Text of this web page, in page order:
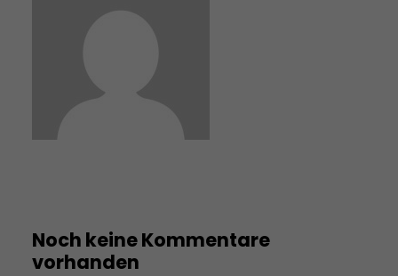
Noch keine Kommentare
vorhanden